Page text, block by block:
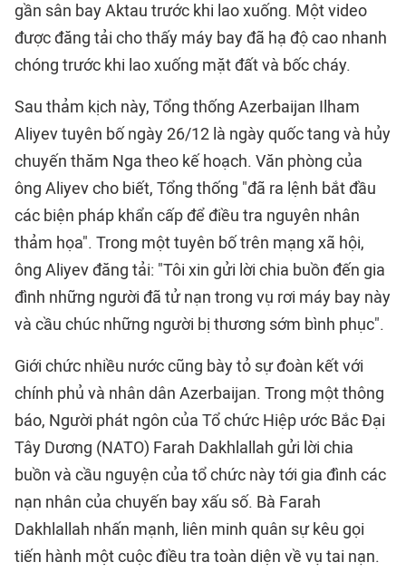
gần sân bay Aktau trước khi lao xuống. Một video
được đăng tải cho thấy máy bay đã hạ độ cao nhanh
chóng trước khi lao xuống mặt đất và bốc cháy.
Sau thảm kịch này, Tổng thống Azerbaijan Ilham
Aliyev tuyên bố ngày 26/12 là ngày quốc tang và hủy
chuyến thăm Nga theo kế hoạch. Văn phòng của
ông Aliyev cho biết, Tổng thống "đã ra lệnh bắt đầu
các biện pháp khẩn cấp để điều tra nguyên nhân
thảm họa". Trong một tuyên bố trên mạng xã hội,
ông Aliyev đăng tải: "Tôi xin gửi lời chia buồn đến gia
đình những người đã tử nạn trong vụ rơi máy bay này
và cầu chúc những người bị thương sớm bình phục".
Giới chức nhiều nước cũng bày tỏ sự đoàn kết với
chính phủ và nhân dân Azerbaijan. Trong một thông
báo, Người phát ngôn của Tổ chức Hiệp ước Bắc Đại
Tây Dương (NATO) Farah Dakhlallah gửi lời chia
buồn và cầu nguyện của tổ chức này tới gia đình các
nạn nhân của chuyến bay xấu số. Bà Farah
Dakhlallah nhấn mạnh, liên minh quân sự kêu gọi
tiến hành một cuộc điều tra toàn diện về vụ tai nạn.